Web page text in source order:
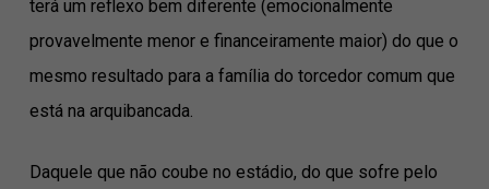
terá um reflexo bem diferente (emocionalmente
provavelmente menor e financeiramente maior) do que o
mesmo resultado para a família do torcedor comum que
está na arquibancada.
Daquele que não coube no estádio, do que sofre pelo